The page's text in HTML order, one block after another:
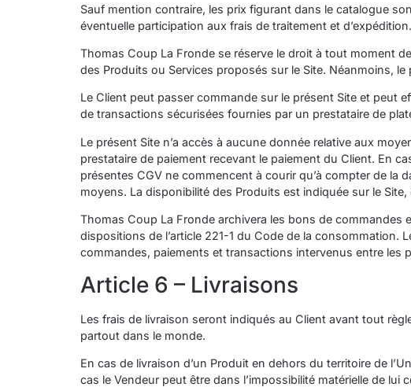
Sauf mention contraire, les prix figurant dans le catalogue
éventuelle participation aux frais de traitement et d’expédition.
Thomas Coup La Fronde se réserve le droit à tout moment
des Produits ou Services proposés sur le Site. Néanmoins,
Le Client peut passer commande sur le présent Site et peut
de transactions sécurisées fournies par un prestataire de
Le présent Site n’a accès à aucune donnée relative aux
prestataire de paiement recevant le paiement du Client. En
présentes CGV ne commencent à courir qu’à compter de la
moyens. La disponibilité des Produits est indiquée sur le
Thomas Coup La Fronde archivera les bons de
dispositions de l’article 221-1 du Code de la
commandes, paiements et transactions intervenus entre les
Article 6 – Livraisons
Les frais de livraison seront indiqués au Client avant tout
partout dans le monde.
En cas de livraison d’un Produit en dehors du territoire de
cas le Vendeur peut être dans l’impossibilité matérielle de